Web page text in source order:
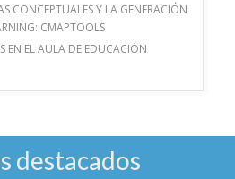
CONCEPTUALES Y LA GENERACIÓN
CMAPTOOLS
EN EL AULA DE EDUCACIÓN
destacados